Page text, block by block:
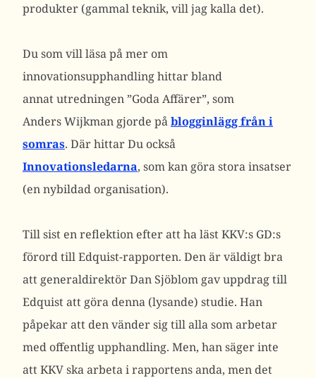
produkter (gammal teknik, vill jag kalla det).
Du som vill läsa på mer om
innovationsupphandling hittar bland
annat utredningen ”Goda Affärer”, som
Anders Wijkman gjorde påblogginlägg från i
somras. Där hittar Du också
Innovationsledarna, som kan göra stora insatser
(en nybildad organisation).
Till sist en reflektion efter att ha läst KKV:s GD:s
förord till Edquist-rapporten. Den är väldigt bra
att generaldirektör Dan Sjöblom gav uppdrag till
Edquist att göra denna (lysande) studie. Han
påpekar att den vänder sig till alla som arbetar
med offentlig upphandling. Men, han säger inte
att KKV ska arbeta i rapportens anda, men det